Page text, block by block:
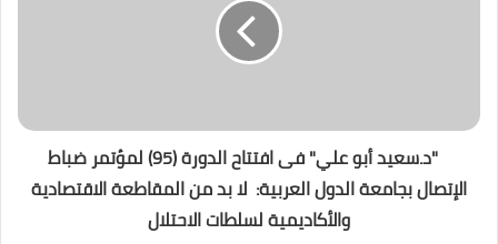
"د.سعيد أبو علي" فى افتتاح الدورة (95) لمؤتمر ضباط
الإتصال بجامعة الدول العربية: لا بد من المقاطعة الاقتصادية
والأكاديمية لسلطات الاحتلال